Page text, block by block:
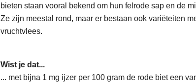
bieten staan vooral bekend om hun felrode sap en de
Ze zijn meestal rond, maar er bestaan ook variëteiten
vruchtvlees.
Wist je dat...
... met bijna 1 mg ijzer per 100 gram de rode biet een